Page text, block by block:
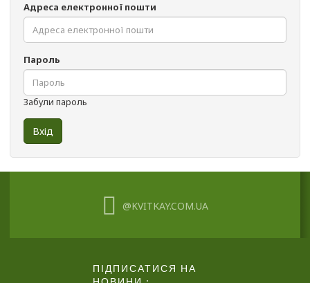
Адреса електронної пошти
Пароль
Забули пароль
@KVITKAY.COM.UA
ПІДПИСАТИСЯ НА